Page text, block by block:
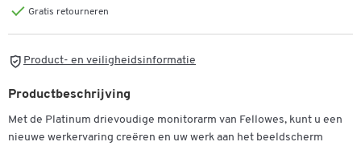
Gratis retourneren
Product- en veiligheidsinformatie
Productbeschrijving
Met de Platinum drievoudige monitorarm van Fellowes, kunt u een
nieuwe werkervaring creëren en uw werk aan het beeldscherm